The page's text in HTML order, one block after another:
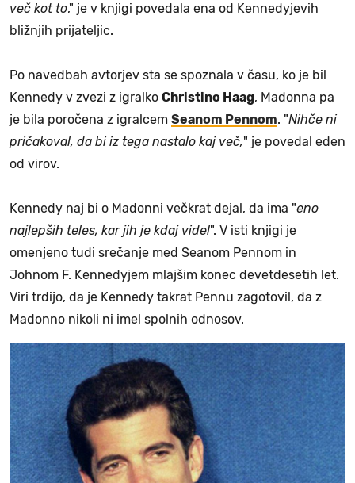
več kot to," je v knjigi povedala ena od Kennedyjevih
bližnjih prijateljic.
Po navedbah avtorjev sta se spoznala v času, ko je bil
Kennedy v zvezi z igralko Christino Haag, Madonna pa
je bila poročena z igralcem Seanom Pennom. "Nihče ni
pričakoval, da bi iz tega nastalo kaj več," je povedal eden
od virov.
Kennedy naj bi o Madonni večkrat dejal, da ima "eno
najlepših teles, kar jih je kdaj videl". V isti knjigi je
omenjeno tudi srečanje med Seanom Pennom in
Johnom F. Kennedyjem mlajšim konec devetdesetih let.
Viri trdijo, da je Kennedy takrat Pennu zagotovil, da z
Madonno nikoli ni imel spolnih odnosov.